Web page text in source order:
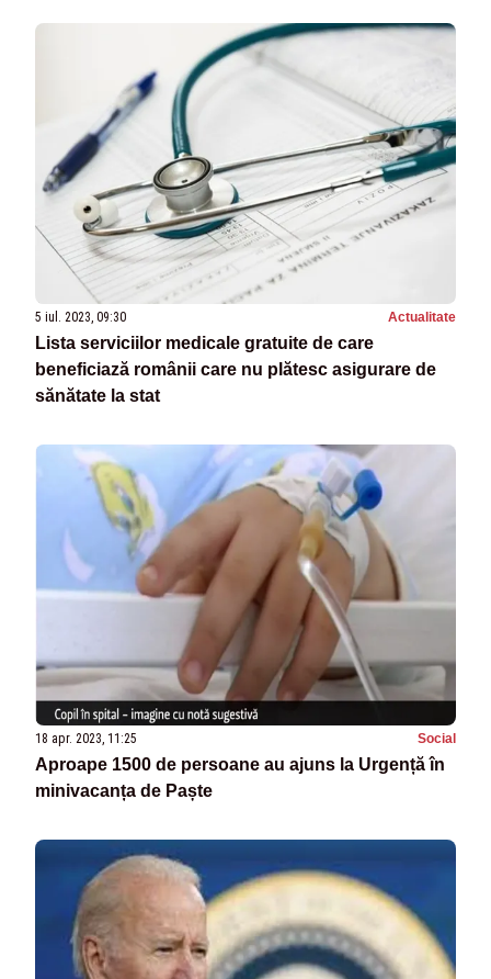
5 iul. 2023, 09:30 Actualitate
Lista serviciilor medicale gratuite de care
beneficiază românii care nu plătesc asigurare de
sănătate la stat
18 apr. 2023, 11:25 Social
Aproape 1500 de persoane au ajuns la Urgență în
minivacanța de Paște